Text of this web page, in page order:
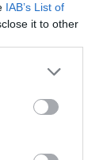
IAB’s List of
it to other
ne sont
doit
de
la Loi sur